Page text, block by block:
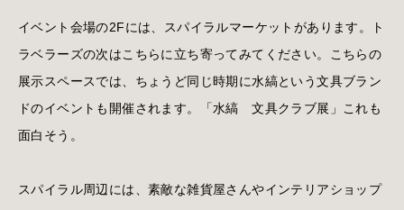
イベント会場の2Fには、スパイラルマーケットがあります。ト
ラベラーズの次はこちらに立ち寄ってみてください。こちらの
展示スペースでは、ちょうど同じ時期に水縞という文具ブラン
ドのイベントも開催されます。「水縞 文具クラブ展」これも
面白そう。
スパイラル周辺には、素敵な雑貨屋さんやインテリアショップ